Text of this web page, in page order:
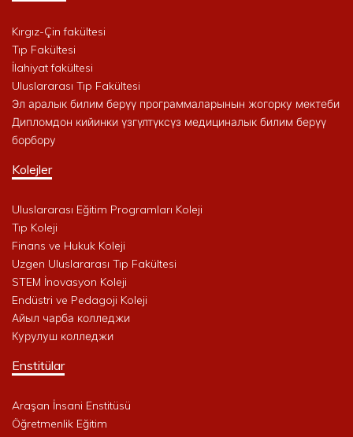
Kırgız-Çin fakültesi
Tıp Fakültesi
İlahiyat fakültesi
Uluslararası Tıp Fakültesi
Эл аралык билим берүү программаларынын жогорку мектеби
Дипломдон кийинки үзгүлтүксүз медициналык билим берүү
борбору
Kolejler
Uluslararası Eğitim Programları Koleji
Tıp Koleji
Finans ve Hukuk Koleji
Uzgen Uluslararası Tıp Fakültesi
STEM İnovasyon Koleji
Endüstri ve Pedagoji Koleji
Айыл чарба колледжи
Курулуш колледжи
Enstitülar
Araşan İnsani Enstitüsü
Öğretmenlik Eğitim